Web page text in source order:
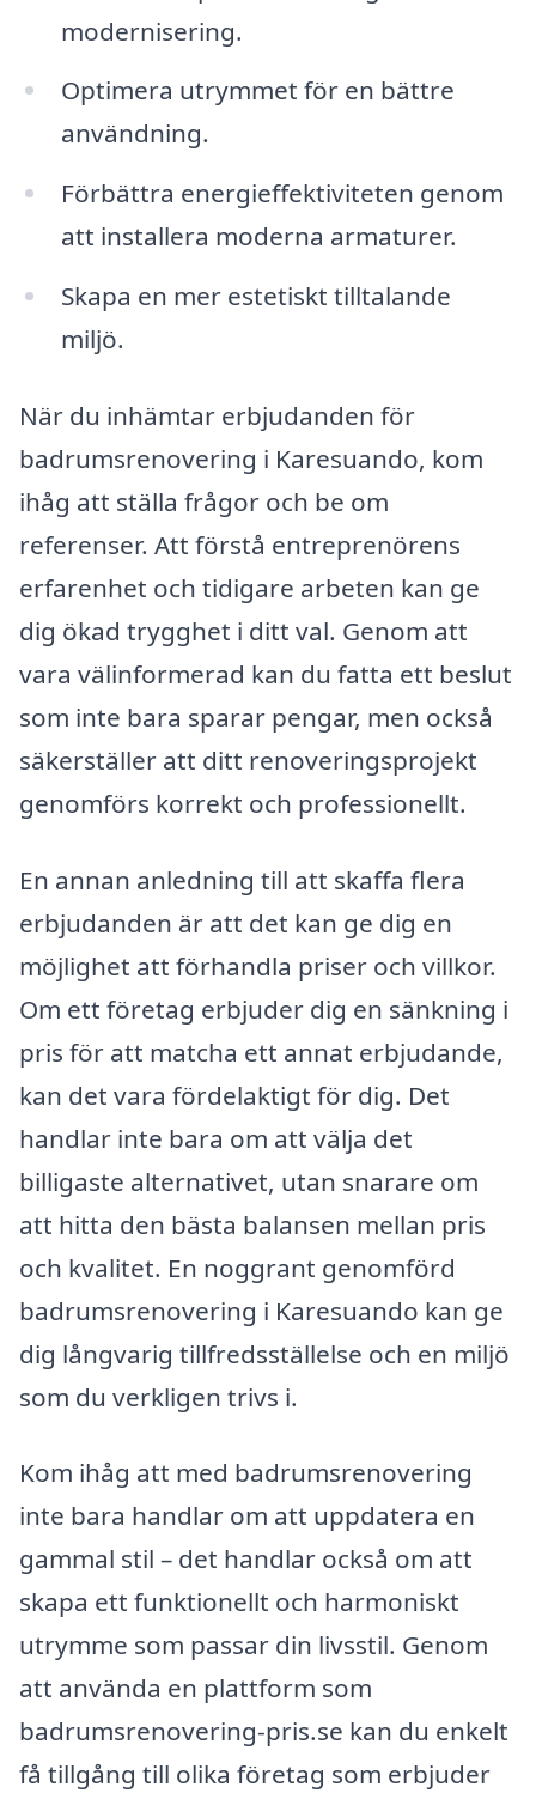
modernisering.
Optimera utrymmet för en bättre
användning.
Förbättra energieffektiviteten genom
att installera moderna armaturer.
Skapa en mer estetiskt tilltalande
miljö.
När du inhämtar erbjudanden för
badrumsrenovering i Karesuando, kom
ihåg att ställa frågor och be om
referenser. Att förstå entreprenörens
erfarenhet och tidigare arbeten kan ge
dig ökad trygghet i ditt val. Genom att
vara välinformerad kan du fatta ett beslut
som inte bara sparar pengar, men också
säkerställer att ditt renoveringsprojekt
genomförs korrekt och professionellt.
En annan anledning till att skaffa flera
erbjudanden är att det kan ge dig en
möjlighet att förhandla priser och villkor.
Om ett företag erbjuder dig en sänkning i
pris för att matcha ett annat erbjudande,
kan det vara fördelaktigt för dig. Det
handlar inte bara om att välja det
billigaste alternativet, utan snarare om
att hitta den bästa balansen mellan pris
och kvalitet. En noggrant genomförd
badrumsrenovering i Karesuando kan ge
dig långvarig tillfredsställelse och en miljö
som du verkligen trivs i.
Kom ihåg att med badrumsrenovering
inte bara handlar om att uppdatera en
gammal stil – det handlar också om att
skapa ett funktionellt och harmoniskt
utrymme som passar din livsstil. Genom
att använda en plattform som
badrumsrenovering-pris.se kan du enkelt
få tillgång till olika företag som erbjuder